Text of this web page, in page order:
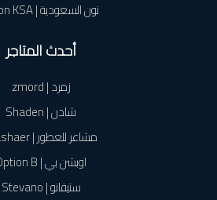
نون السعودية | Noon KSA
أحدث المتاجر
زمرد | zmord
شادن | Shaden
مشاعر للعطور | Mashaer
اوبشن بي | Option B
ستيفانو | Stevano